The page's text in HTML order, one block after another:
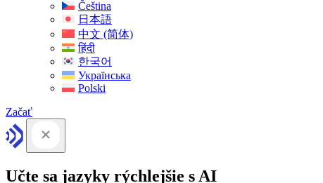
Čeština
日本語
中文 (简体)
हिंदी
한국어
Українська
Polski
Začať
Učte sa jazyky rýchlejšie s AI